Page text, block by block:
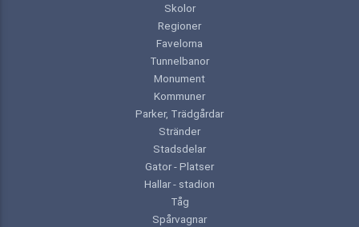
Skolor
Regioner
Favelorna
Tunnelbanor
Monument
Kommuner
Parker, Trädgårdar
Stränder
Stadsdelar
Gator - Platser
Hallar - stadion
Tåg
Spårvagnar